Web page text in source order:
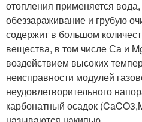
отопления применяется
обеззараживание и грубую
содержит в большом
вещества, в том числе Са и
воздействием высоких
неисправности модулей
неудовлетворительного
карбонатный осадок